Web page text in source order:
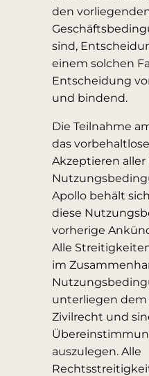
den
sind,
einem solchen
Entscheidung
und bindend.
Die Teilnahme
das
Akzeptieren
Apollo behält
diese
vorherige
Alle
im
unterliegen
Zivilrecht und
auszulegen. Alle